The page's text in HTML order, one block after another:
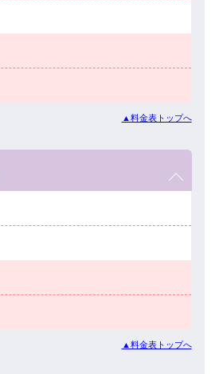
▲料金表トップへ
▲料金表トップへ